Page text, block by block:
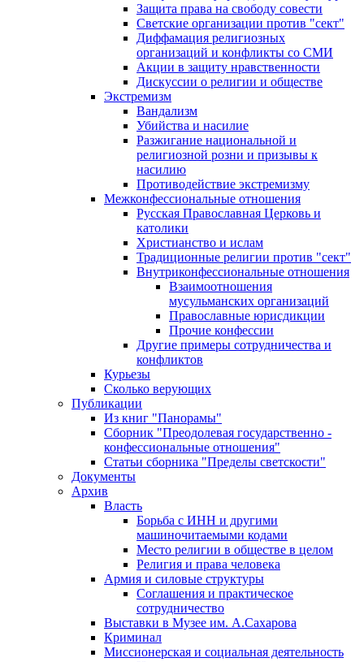
Защита права на свободу совести
Светские организации против "сект"
Диффамация религиозных
организаций и конфликты со СМИ
Акции в защиту нравственности
Дискуссии о религии и обществе
Экстремизм
Вандализм
Убийства и насилие
Разжигание национальной и
религиозной розни и призывы к
насилию
Противодействие экстремизму
Межконфессиональные отношения
Русская Православная Церковь и
католики
Христианство и ислам
Традиционные религии против "сект"
Внутриконфессиональные отношения
Взаимоотношения
мусульманских организаций
Православные юрисдикции
Прочие конфессии
Другие примеры сотрудничества и
конфликтов
Курьезы
Сколько верующих
Публикации
Из книг "Панорамы"
Сборник "Преодолевая государственно -
конфессиональные отношения"
Статьи сборника "Пределы светскости"
Документы
Архив
Власть
Борьба с ИНН и другими
машиночитаемыми кодами
Место религии в обществе в целом
Религия и права человека
Армия и силовые структуры
Соглашения и практическое
сотрудничество
Выставки в Музее им. А.Сахарова
Криминал
Миссионерская и социальная деятельность